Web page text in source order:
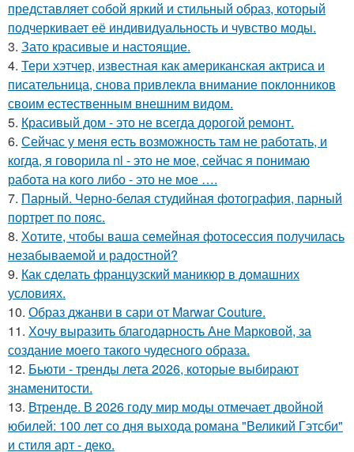
представляет собой яркий и стильный образ, который
подчеркивает её индивидуальность и чувство моды.
3. Зато красивые и настоящие.
4. Тери хэтчер, известная как американская актриса и
писательница, снова привлекла внимание поклонников
своим естественным внешним видом.
5. Красивый дом - это не всегда дорогой ремонт.
6. Сейчас у меня есть возможность там не работать, и
когда, я говорила nl - это не мое, сейчас я понимаю
работа на кого либо - это не мое ….
7. Парный. Черно-белая студийная фотография, парный
портрет по пояс.
8. Хотите, чтобы ваша семейная фотосессия получилась
незабываемой и радостной?
9. Как сделать французский маникюр в домашних
условиях.
10. Образ джанви в сари от Marwar Couture.
11. Хочу выразить благодарность Ане Марковой, за
создание моего такого чудесного образа.
12. Бьюти - тренды лета 2026, которые выбирают
знаменитости.
13. Втренде. В 2026 году мир моды отмечает двойной
юбилей: 100 лет со дня выхода романа "Великий Гэтсби"
и стиля арт - деко.